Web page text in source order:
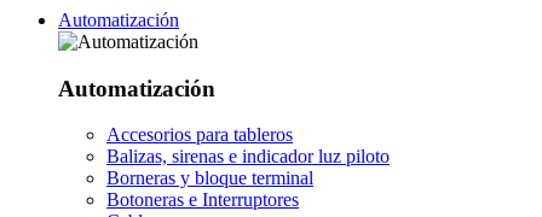
Automatización
Automatización
Accesorios para tableros
Balizas, sirenas e indicador luz piloto
Borneras y bloque terminal
Botoneras e Interruptores